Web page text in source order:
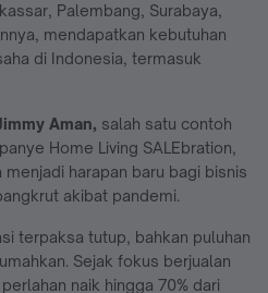
Palembang, Surabaya,
mendapatkan kebutuhan
di Indonesia, termasuk
Aman, salah satu contoh
Home Living SALEbration,
harapan baru bagi bisnis
akibat pandemi.
terpaksa tutup, bahkan puluhan
Sejak fokus berjualan
naik hingga 70% dari